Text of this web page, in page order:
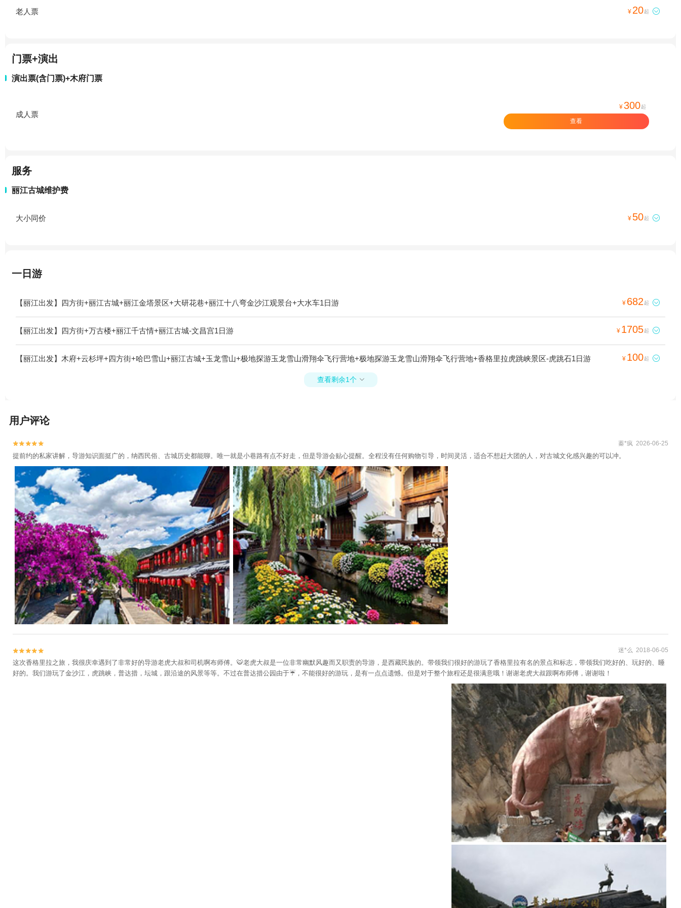
老人票 ¥ 20起 
门票+演出
演出票(含门票)+木府门票
成人票
¥300 起
查看
服务
丽江古城维护费
大小同价 ¥ 50起 
一日游
【丽江出发】四方街+丽江古城+丽江金塔景区+大研花巷+丽江十八弯金沙江观景台+大水车1日游 ¥ 682 起 
【丽江出发】四方街+万古楼+丽江千古情+丽江古城-文昌宫1日游 ¥ 1705起 
【丽江出发】木府+云杉坪+四方街+哈巴雪山+丽江古城+玉龙雪山+极地探游玉龙雪山滑翔伞飞行营地+极地探游玉龙雪山滑翔伞飞行营地+香格里拉虎跳峡景区-虎跳石1日游 ¥ 100起 
查看剩余1个 
用户评论

 蓁*疯 2026-06-25
提前约的私家讲解，导游知识面挺广的，纳西民俗、古城历史都能聊。唯一就是小巷路有点不好走，但是导游会贴心提醒。全程没有任何购物引导，时间灵活，适合不想赶大团的人，对古城文化感兴趣的可以冲。

 迷*么 2018-06-05
这次香格里拉之旅，我很庆幸遇到了非常好的导游老虎大叔和司机啊布师傅。🐯老虎大叔是一位非常幽默风趣而又职责的导游，是西藏民族的。带领我们很好的游玩了香格里拉有名的景点和标志，带领我们吃好的、玩好的、睡
好的。我们游玩了金沙江，虎跳峡，普达措，坛城，跟沿途的风景等等。不过在普达措公园由于☔️，不能很好的游玩，是有一点点遗憾。但是对于整个旅程还是很满意哦！谢谢老虎大叔跟啊布师傅，谢谢啦！